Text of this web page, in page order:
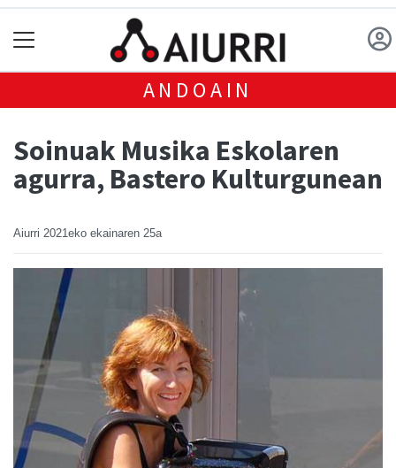
ANDOAIN
Soinuak Musika Eskolaren
agurra, Bastero Kulturgunean
Aiurri 2021eko ekainaren 25a